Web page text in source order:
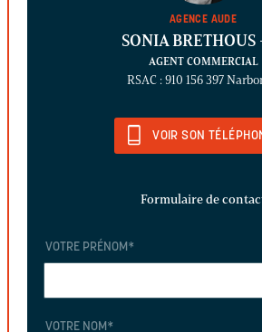
AGENCE AUDE
SONIA BRETHOUS
AGENT COMMERCIAL
RSAC : 910 156 397
VOIR SON
Formulaire de
VOTRE PRÉNOM *
VOTRE NOM *